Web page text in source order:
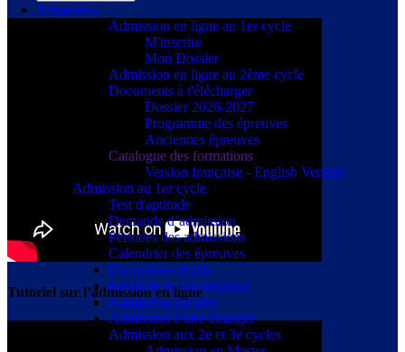
Admission
Admission en ligne au 1er cycle
M'inscrire
Mon Dossier
Admission en ligne au 2ème cycle
Documents à t'élécharger
Dossier 2026-2027
Programme des épreuves
Anciennes épreuves
Catalogue des formations
Version française - English Version
Admission au 1er cycle
Test d'aptitude
Demande d’admission
Périodes des admissions
Calendrier des épreuves
Documents requis
Résultats et confirmation
Admission sur titre
Admission à titre étranger
Admission aux 2e et 3e cycles
Tutoriel sur l’admission en ligne